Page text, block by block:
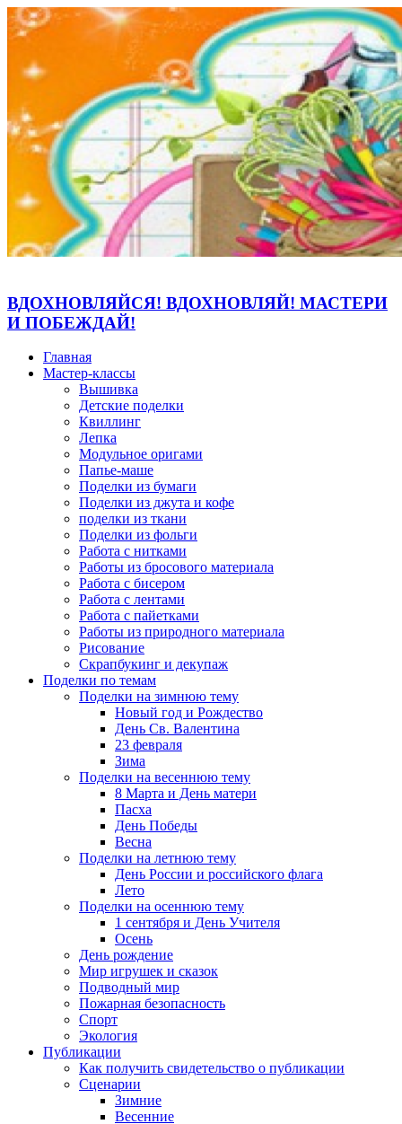
ВДОХНОВЛЯЙСЯ! ВДОХНОВЛЯЙ! МАСТЕРИ
И ПОБЕЖДАЙ!
Главная
Мастер-классы
Вышивка
Детские поделки
Квиллинг
Лепка
Модульное оригами
Папье-маше
Поделки из бумаги
Поделки из джута и кофе
поделки из ткани
Поделки из фольги
Работа с нитками
Работы из бросового материала
Работа с бисером
Работа с лентами
Работа с пайетками
Работы из природного материала
Рисование
Скрапбукинг и декупаж
Поделки по темам
Поделки на зимнюю тему
Новый год и Рождество
День Св. Валентина
23 февраля
Зима
Поделки на весеннюю тему
8 Марта и День матери
Пасха
День Победы
Весна
Поделки на летнюю тему
День России и российского флага
Лето
Поделки на осеннюю тему
1 сентября и День Учителя
Осень
День рождение
Мир игрушек и сказок
Подводный мир
Пожарная безопасность
Спорт
Экология
Публикации
Как получить свидетельство о публикации
Сценарии
Зимние
Весенние